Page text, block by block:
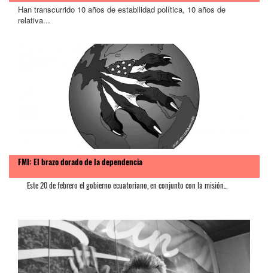
Han transcurrido 10 años de estabilidad política, 10 años de
relativa...
FMI: El brazo dorado de la dependencia
Este 20 de febrero el gobierno ecuatoriano, en conjunto con la misión...